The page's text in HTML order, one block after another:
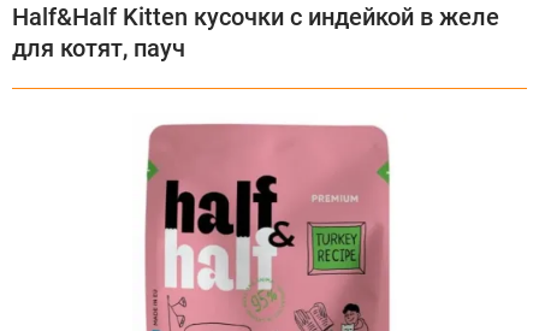
Half&Half Kitten кусочки с индейкой в желе
для котят, пауч